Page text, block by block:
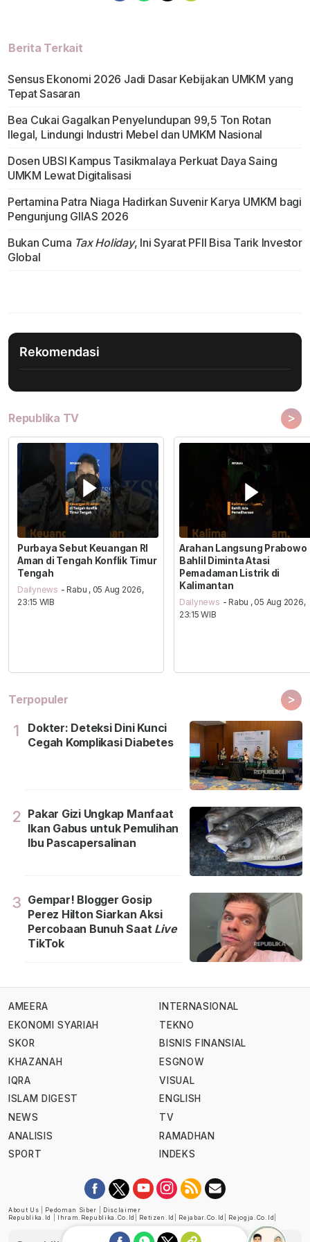
Berita Terkait
Sensus Ekonomi 2026 Jadi Dasar Kebijakan UMKM yang
Tepat Sasaran
Bea Cukai Gagalkan Penyelundupan 99,5 Ton Rotan
Ilegal, Lindungi Industri Mebel dan UMKM Nasional
Dosen UBSI Kampus Tasikmalaya Perkuat Daya Saing
UMKM Lewat Digitalisasi
Pertamina Patra Niaga Hadirkan Suvenir Karya UMKM bagi
Pengunjung GIIAS 2026
Bukan Cuma Tax Holiday, Ini Syarat PFII Bisa Tarik Investor
Global
Rekomendasi
Republika TV >
Purbaya Sebut Keuangan RI
Aman di Tengah Konflik Timur
Tengah
Dailynews - Rabu , 05 Aug 2026,
23:15 WIB
Arahan Langsung Prabowo
Bahlil Diminta Atasi
Pemadaman Listrik di
Kalimantan
Dailynews - Rabu , 05 Aug 2026,
23:15 WIB
Terpopuler >
1
Dokter: Deteksi Dini Kunci
Cegah Komplikasi Diabetes
2 Pakar Gizi Ungkap Manfaat
Ikan Gabus untuk Pemulihan
Ibu Pascapersalinan
3 Gempar! Blogger Gosip
Perez Hilton Siarkan Aksi
Percobaan Bunuh Saat Live
TikTok
AMEERA
EKONOMI SYARIAH
SKOR
KHAZANAH
IQRA
ISLAM DIGEST
NEWS
ANALISIS
SPORT
INTERNASIONAL
TEKNO
BISNIS FINANSIAL
ESGNOW
VISUAL
ENGLISH
TV
RAMADHAN
INDEKS
About Us Pedoman Siber
Disclaimer
Republika.id
Ihram.republika.co.id Retizen.id Rejabar.co.id Rejogja.co.id